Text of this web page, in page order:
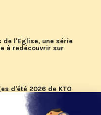
de l'Église, une série
à redécouvrir sur
d'été 2026 de KTO